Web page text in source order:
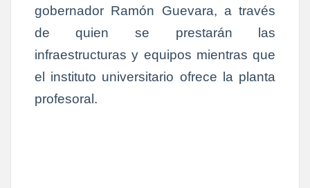
gobernador Ramón Guevara, a través
de quien se prestarán las
infraestructuras y equipos mientras que
el instituto universitario ofrece la planta
profesoral.